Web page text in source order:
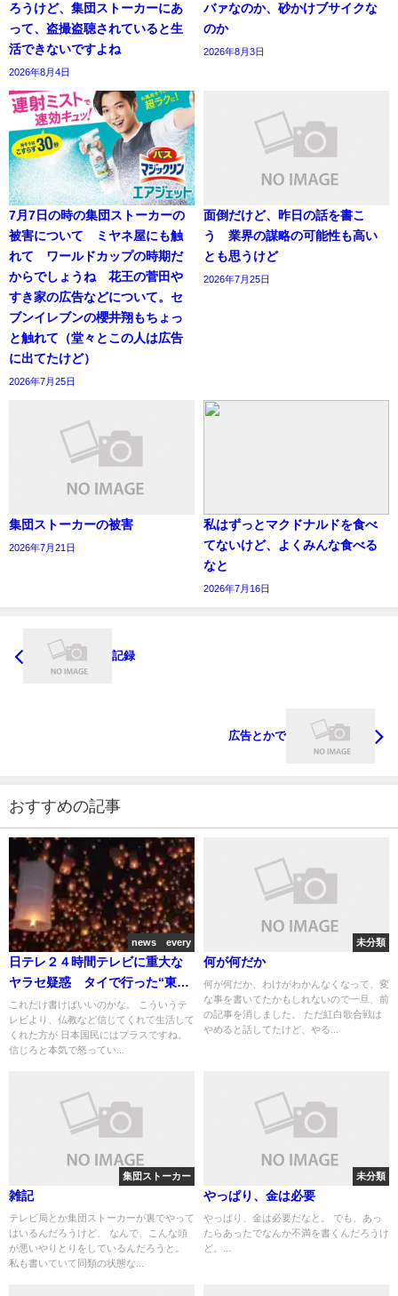
ろうけど、集団ストーカーにあ
って、盗撮盗聴されていると生
活できないですよね
2026年8月4日
バァなのか、砂かけブサイクな
のか
2026年8月3日
7月7日の時の集団ストーカーの
被害について ミヤネ屋にも触
れて ワールドカップの時期だ
からでしょうね 花王の菅田や
すき家の広告などについて。セ
ブンイレブンの櫻井翔もちょっ
と触れて（堂々とこの人は広告
に出てたけど）
2026年7月25日
面倒だけど、昨日の話を書こ
う 業界の謀略の可能性も高い
とも思うけど
2026年7月25日
集団ストーカーの被害
2026年7月21日
私はずっとマクドナルドを食べ
てないけど、よくみんな食べる
なと
2026年7月16日
記録
広告とかで
おすすめの記事
news every
日テレ２４時間テレビに重大な
ヤラセ疑惑 タイで行った“東日
本大震災の死者を弔う祭り”は金
を払って人々を集めたデッチ上
げだった！
これだけ書けばいいのかな。 こういうテ
レビより、仏教など信じてくれて生活して
くれた方が 日本国民にはプラスですね。
信じろと本気で怒ってい...
未分類
何が何だか
何が何だか、わけがわかんなくなって、変
な事を書いてたかもしれないので一旦、前
の記事を消しました。 ただ紅白歌合戦は
やめると話してたけど、やる...
集団ストーカー
雑記
テレビ局とか集団ストーカーが裏でやって
はいるんだろうけど、 なんで、こんな頭
が悪いやりとりをしているんだろうと。
私も書いていて同類の状態な...
未分類
やっぱり、金は必要
やっぱり、金は必要だなと。 でも、あっ
たらあったでなんか不満を書くんだろうけ
ど。...